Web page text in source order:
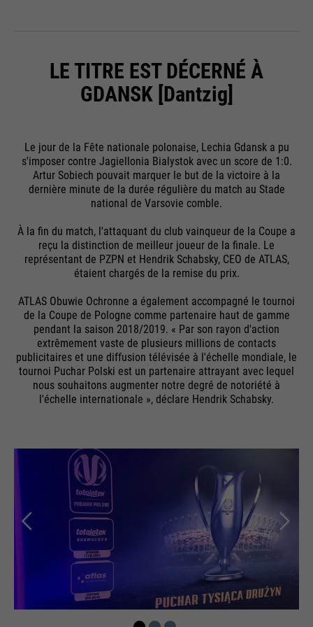
Providers
Sgalinski
Purpose
Stores the user's consent status for
cookies on the current domain.
Running
time
6 months
__utmt
Providers
Google Analytics
Running
10 minutes
Purpose Used to limit the request rate.
Purpose
Google uses so-called SID and HSID
cookies, which record the Google
account ID and the last time a user
encrypted form. The combination of
these two cookies enables Google
to block many types of attacks. For
example, attempts to steal
information from forms can be
stopped.
LE TITRE EST DÉCERNÉ À
GDANSK [Dantzig]
Le jour de la Fête nationale polonaise, Lechia Gdansk a pu
s'imposer contre Jagiellonia Bialystok avec un score de 1:0.
Artur Sobiech pouvait marquer le but de la victoire à la
dernière minute de la durée régulière du match au Stade
national de Varsovie comble.
À la fin du match, l'attaquant du club vainqueur de la Coupe a
reçu la distinction de meilleur joueur de la finale. Le
représentant de PZPN et Hendrik Schabsky, CEO de ATLAS,
étaient chargés de la remise du prix.
ATLAS Obuwie Ochronne a également accompagné le tournoi
de la Coupe de Pologne comme partenaire haut de gamme
pendant la saison 2018/2019. « Par son rayon d'action
extrêmement vaste de plusieurs millions de contacts
publicitaires et une diffusion télévisée à l'échelle mondiale, le
tournoi Puchar Polski est un partenaire attrayant avec lequel
nous souhaitons augmenter notre degré de notoriété à
l'échelle internationale », déclare Hendrik Schabsky.